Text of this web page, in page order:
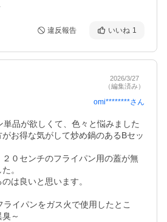
違反報告 いいね 1
2026/3/27
（編集済み）
omi********さん
品が欲しくて、色々と悩みました
お得な気がして炒め鍋のあるBセッ
０センチのフライパン用の蓋が無
。
は良いと思います。
イパンをガス火で使用したとこ
～